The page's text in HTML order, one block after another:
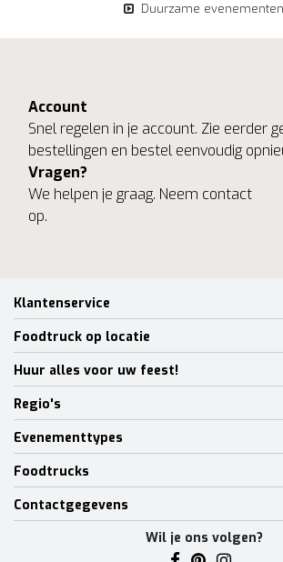
Duurzame evenementen
Account
Snel regelen in je account. Zie eerder
bestellingen en bestel eenvoudig
Vragen?
We helpen je graag. Neem contact
op.
Klantenservice
Foodtruck op locatie
Huur alles voor uw feest!
Regio's
Evenementtypes
Foodtrucks
Contactgegevens
Wil je ons volgen?